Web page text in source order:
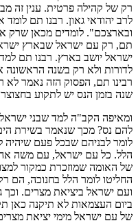
רק של קהילה פרטית. ענין זה
לרב יהודאי גאון. רבנו תם
ובארצכם". לומדים מכאן שרק
תם, רק עם ישראל שבארץ
ישראל יושב בארץ. רבנו תם
לדורות ולא רק בשנה הראשונה
רבינו תם, הפסוק הזה נאמר לא
שנה בזמן הנס יש לתקוע
ומאיפה הקב"ה למד שבני
להם נס? מכך שנאמר בשירת
לומר לבניהם שבכל פעם שיהיה
הלל. כל עם ישראל, עם משה
של האומה שמוזכרת כמקור
החליטו לומר הלל בחנוכה, הם
ועם ישראל ביציאת מצרים.
ביום העצמאות לא תיקנה
של עם ישראל מימי יציאת